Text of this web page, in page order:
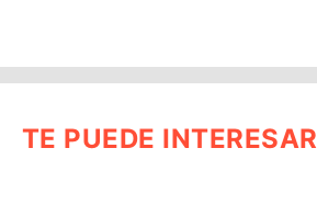
TE PUEDE INTERESAR